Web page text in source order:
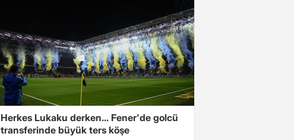
Herkes Lukaku derken... Fener'de golcü
transferinde büyük ters köşe